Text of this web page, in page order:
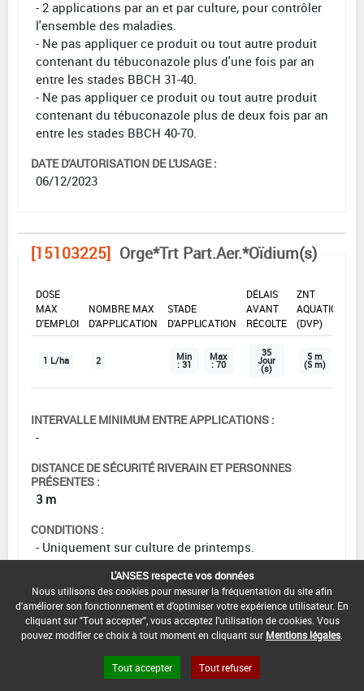
- 2 applications par an et par culture, pour contrôler
l'ensemble des maladies.
- Ne pas appliquer ce produit ou tout autre produit
contenant du tébuconazole plus d'une fois par an
entre les stades BBCH 31-40.
- Ne pas appliquer ce produit ou tout autre produit
contenant du tébuconazole plus de deux fois par an
entre les stades BBCH 40-70.
DATE D'AUTORISATION DE L'USAGE :
06/12/2023
[15103225] Orge*Trt Part.Aer.*Oïdium(s)
DOSE
MAX
D'EMPLOI
NOMBRE MAX
D'APPLICATION
STADE
D'APPLICATION
DÉLAIS
AVANT
RÉCOLTE
ZNT
AQUATIQUE
(DVP)
1 L/ha 2 Min
: 31
Max
: 70
35
Jour
(s)
5 m
(5 m)
INTERVALLE MINIMUM ENTRE APPLICATIONS :
-
DISTANCE DE SÉCURITÉ RIVERAIN ET PERSONNES
PRÉSENTES :
3 m
CONDITIONS :
- Uniquement sur culture de printemps.
- 2 applications par an et par culture, pour contrôler
l'ensemble des maladies.
- Ne pas appliquer ce produit ou tout autre produit
contenant du tébuconazole plus d'une fois par an
entre les stades BBCH 31-40.
- Ne pas appliquer ce produit ou tout autre produit
contenant du tébuconazole plus de deux fois par an
L'ANSES respecte vos données
Nous utilisons des cookies pour mesurer la fréquentation du site afin
d'améliorer son fonctionnement et d'optimiser votre expérience utilisateur. En
cliquant sur "Tout accepter", vous acceptez l'utilisation de cookies. Vous
pouvez modifier ce choix à tout moment en cliquant sur Mentions légales
Tout accepter Tout refuser